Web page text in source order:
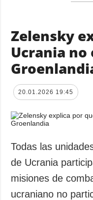
Zelensky
Ucrania
20.01.2026 19:45
Todas las
de Ucrania
misiones de
ucraniano no